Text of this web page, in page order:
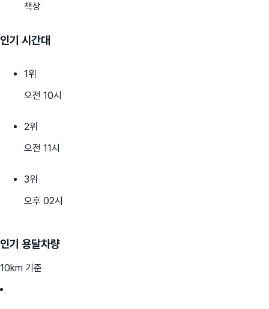
책상
인기 시간대
1위
오전 10시
2위
오전 11시
3위
오후 02시
인기 용달차량
10km 기준